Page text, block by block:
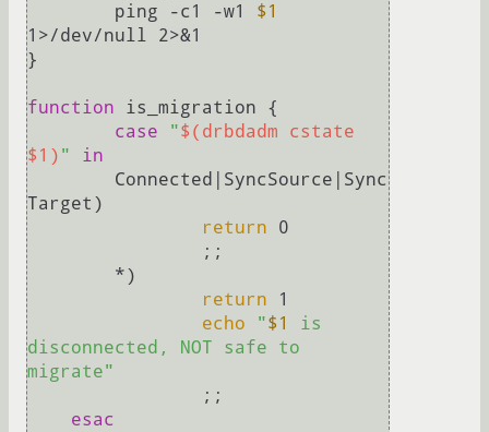
	ping -c1 -w1
$1
1>/dev/null 2>&1
}
function is_migration {
case
"$(drbdadm cstate
$1) "
in
Target)
return 0
return 1
echo
"$1
is
disconnected, NOT safe to
migrate"
esac